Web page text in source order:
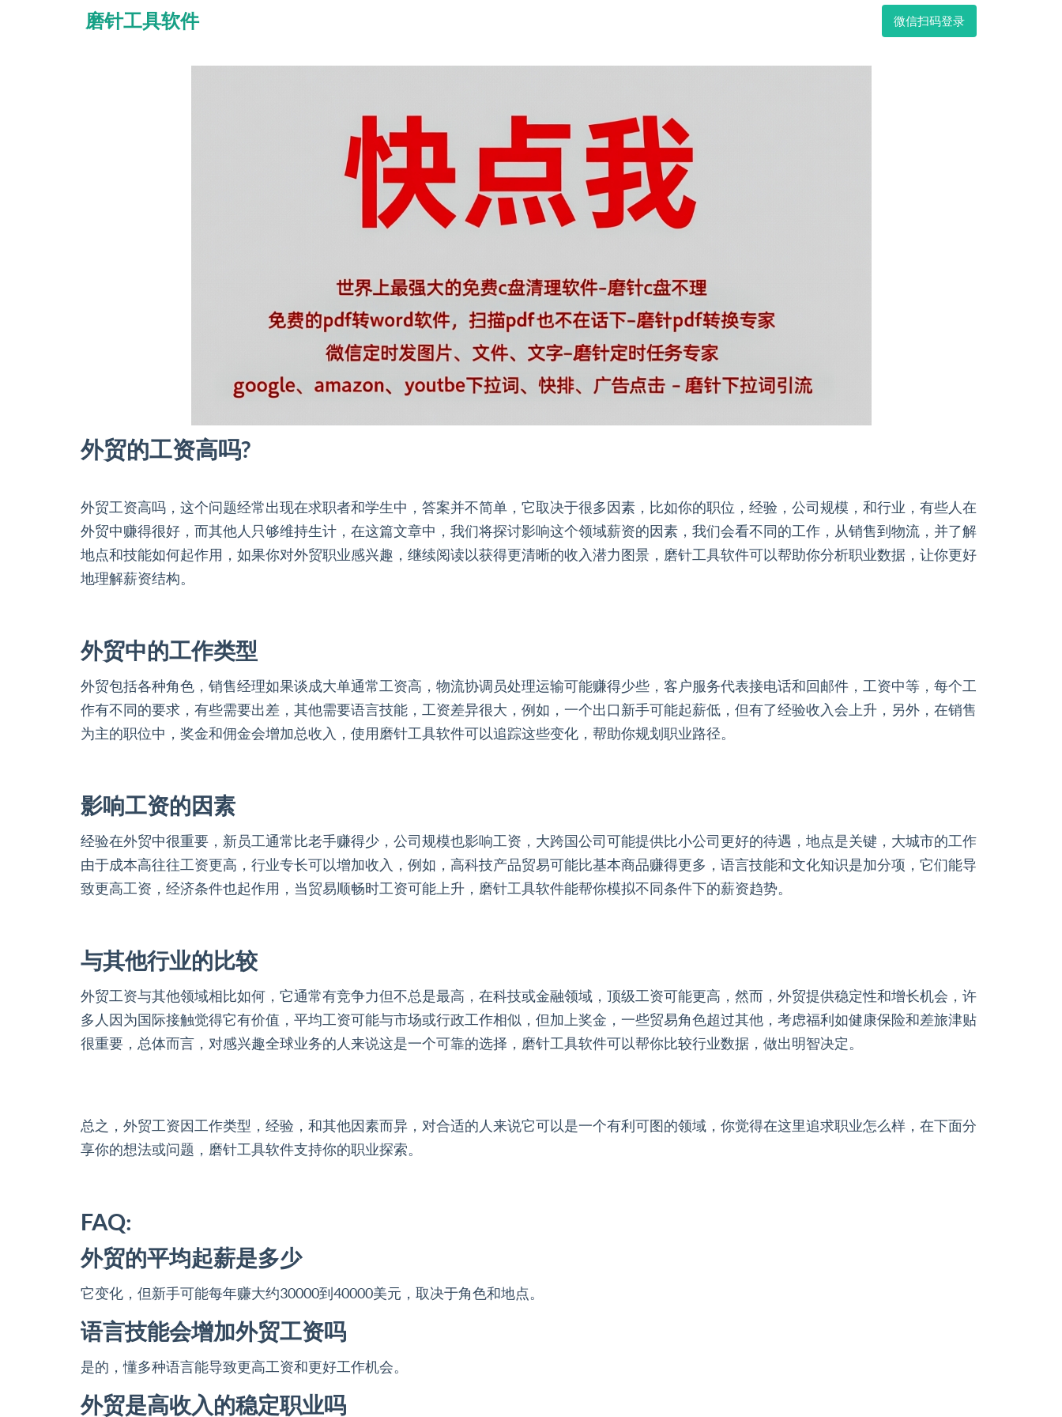
磨针工具软件 微信扫码登录
外贸的工资高吗?
外贸工资高吗，这个问题经常出现在求职者和学生中，答案并不简单，它取决于很多因素，比如你的职位，经验，公司规模，和行业，有些人在
外贸中赚得很好，而其他人只够维持生计，在这篇文章中，我们将探讨影响这个领域薪资的因素，我们会看不同的工作，从销售到物流，并了解
地点和技能如何起作用，如果你对外贸职业感兴趣，继续阅读以获得更清晰的收入潜力图景，磨针工具软件可以帮助你分析职业数据，让你更好
地理解薪资结构。
外贸中的工作类型
外贸包括各种角色，销售经理如果谈成大单通常工资高，物流协调员处理运输可能赚得少些，客户服务代表接电话和回邮件，工资中等，每个工
作有不同的要求，有些需要出差，其他需要语言技能，工资差异很大，例如，一个出口新手可能起薪低，但有了经验收入会上升，另外，在销售
为主的职位中，奖金和佣金会增加总收入，使用磨针工具软件可以追踪这些变化，帮助你规划职业路径。
影响工资的因素
经验在外贸中很重要，新员工通常比老手赚得少，公司规模也影响工资，大跨国公司可能提供比小公司更好的待遇，地点是关键，大城市的工作
由于成本高往往工资更高，行业专长可以增加收入，例如，高科技产品贸易可能比基本商品赚得更多，语言技能和文化知识是加分项，它们能导
致更高工资，经济条件也起作用，当贸易顺畅时工资可能上升，磨针工具软件能帮你模拟不同条件下的薪资趋势。
与其他行业的比较
外贸工资与其他领域相比如何，它通常有竞争力但不总是最高，在科技或金融领域，顶级工资可能更高，然而，外贸提供稳定性和增长机会，许
多人因为国际接触觉得它有价值，平均工资可能与市场或行政工作相似，但加上奖金，一些贸易角色超过其他，考虑福利如健康保险和差旅津贴
很重要，总体而言，对感兴趣全球业务的人来说这是一个可靠的选择，磨针工具软件可以帮你比较行业数据，做出明智决定。
总之，外贸工资因工作类型，经验，和其他因素而异，对合适的人来说它可以是一个有利可图的领域，你觉得在这里追求职业怎么样，在下面分
享你的想法或问题，磨针工具软件支持你的职业探索。
FAQ:
外贸的平均起薪是多少
它变化，但新手可能每年赚大约30000到40000美元，取决于角色和地点。
语言技能会增加外贸工资吗
是的，懂多种语言能导致更高工资和更好工作机会。
外贸是高收入的稳定职业吗